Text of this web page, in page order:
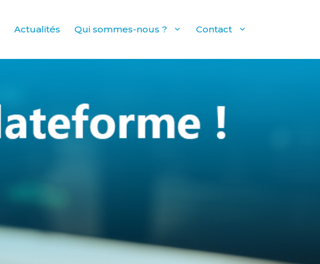
Actualités Qui sommes-nous ? Contact